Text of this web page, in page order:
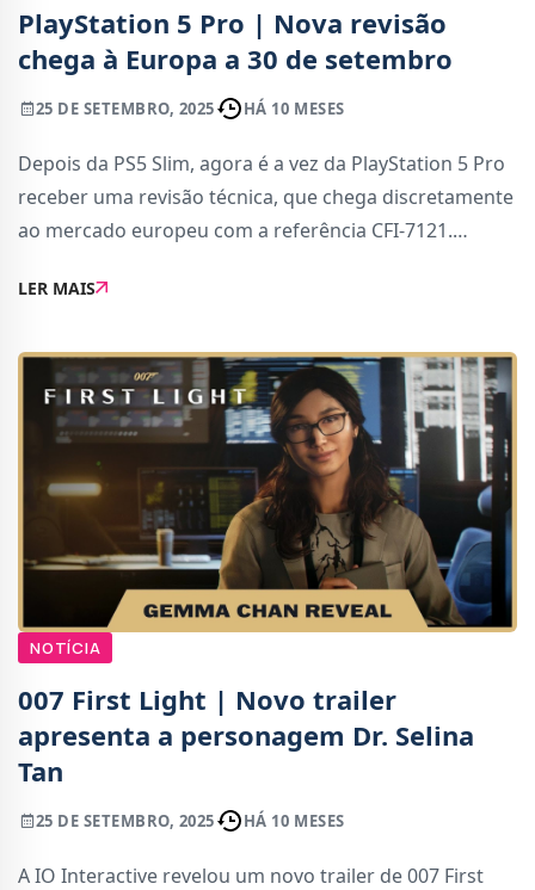
PlayStation 5 Pro | Nova revisão
chega à Europa a 30 de setembro
25 DE SETEMBRO, 2025 HÁ 10 MESES
Depois da PS5 Slim, agora é a vez da PlayStation 5 Pro
receber uma revisão técnica, que chega discretamente
ao mercado europeu com a referência CFI-7121.
não trará grandes mudanças, mas pro
LER MAIS
NOTÍCIA
007 First Light | Novo trailer
apresenta a personagem Dr. Selina
Tan
25 DE SETEMBRO, 2025 HÁ 10 MESES
A IO Interactive revelou um novo trailer de 007 First